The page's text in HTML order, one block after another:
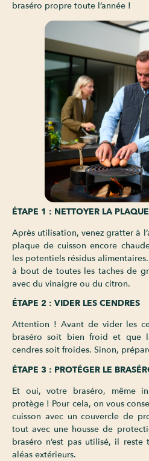
braséro propre toute l’année !
ÉTAPE 1 : NETTOYER LA
Après utilisation, venez gratter à
plaque de cuisson encore
les potentiels résidus
à bout de toutes les taches de
avec du vinaigre ou du citron.
ÉTAPE 2 : VIDER LES CENDRES
Attention ! Avant de vider les
braséro soit bien froid et que
cendres soit froides. Sinon,
ÉTAPE 3 : PROTÉGER LE
Et oui, votre braséro, même
protège ! Pour cela, on vous
cuisson avec un couvercle de
tout avec une housse de
braséro n’est pas utilisé, il
aléas extérieurs.